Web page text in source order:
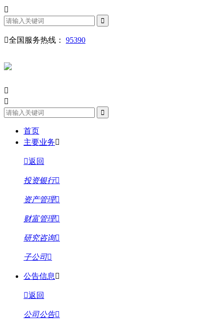
全国服务热线： 95390
首页
主要业务
返回
投资银行
资产管理
财富管理
研究咨询
子公司
公告信息
返回
公司公告